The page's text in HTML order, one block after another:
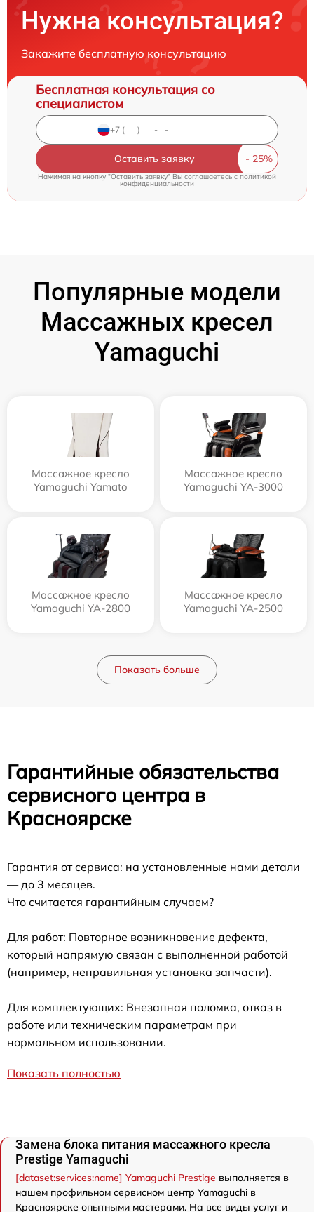
Нужна консультация?
Закажите бесплатную консультацию
Бесплатная консультация со
специалистом
Оставить заявку
Нажимая на кнопку "Оставить заявку" Вы соглашаетесь cполитикой
конфиденциальности
Популярные модели
Массажных кресел
Yamaguchi
Массажное кресло
Yamaguchi Yamato
Массажное кресло
Yamaguchi YA-3000
Массажное кресло
Yamaguchi YA-2800
Массажное кресло
Yamaguchi YA-2500
Показать больше
Гарантийные обязательства
сервисного центра в
Красноярске
Гарантия от сервиса: на установленные нами детали
— до 3 месяцев.
Что считается гарантийным случаем?
Для работ: Повторное возникновение дефекта,
который напрямую связан с выполненной работой
(например, неправильная установка запчасти).
Для комплектующих: Внезапная поломка, отказ в
работе или техническим параметрам при
нормальном использовании.
Показать полностью
Замена блока питания массажного кресла
Prestige Yamaguchi
[dataset:services:name] Yamaguchi Prestige выполняется в
нашем профильном сервисном центр Yamaguchi в
Красноярске опытными мастерами. На все виды услуг и